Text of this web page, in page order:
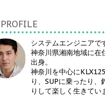
PROFILE
システムエンジニアで
神奈川県湘南地域に在
出身。
神奈川を中心に
り、SUPに乗ったり、
りして楽しく生きてい